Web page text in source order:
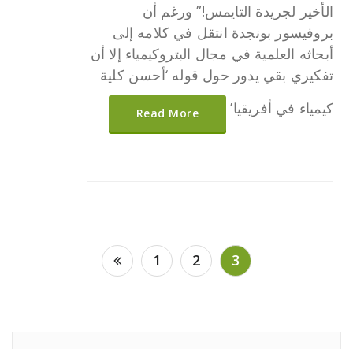
الأخير لجريدة التايمس!” ورغم أن
بروفيسور بونجدة انتقل في كلامه إلى
أبحاثه العلمية في مجال البتروكيمياء إلا أن
تفكيري بقي يدور حول قوله ‘أحسن كلية
كيمياء في أفريقيا’
Read More
Posts
pagination
1 2 3